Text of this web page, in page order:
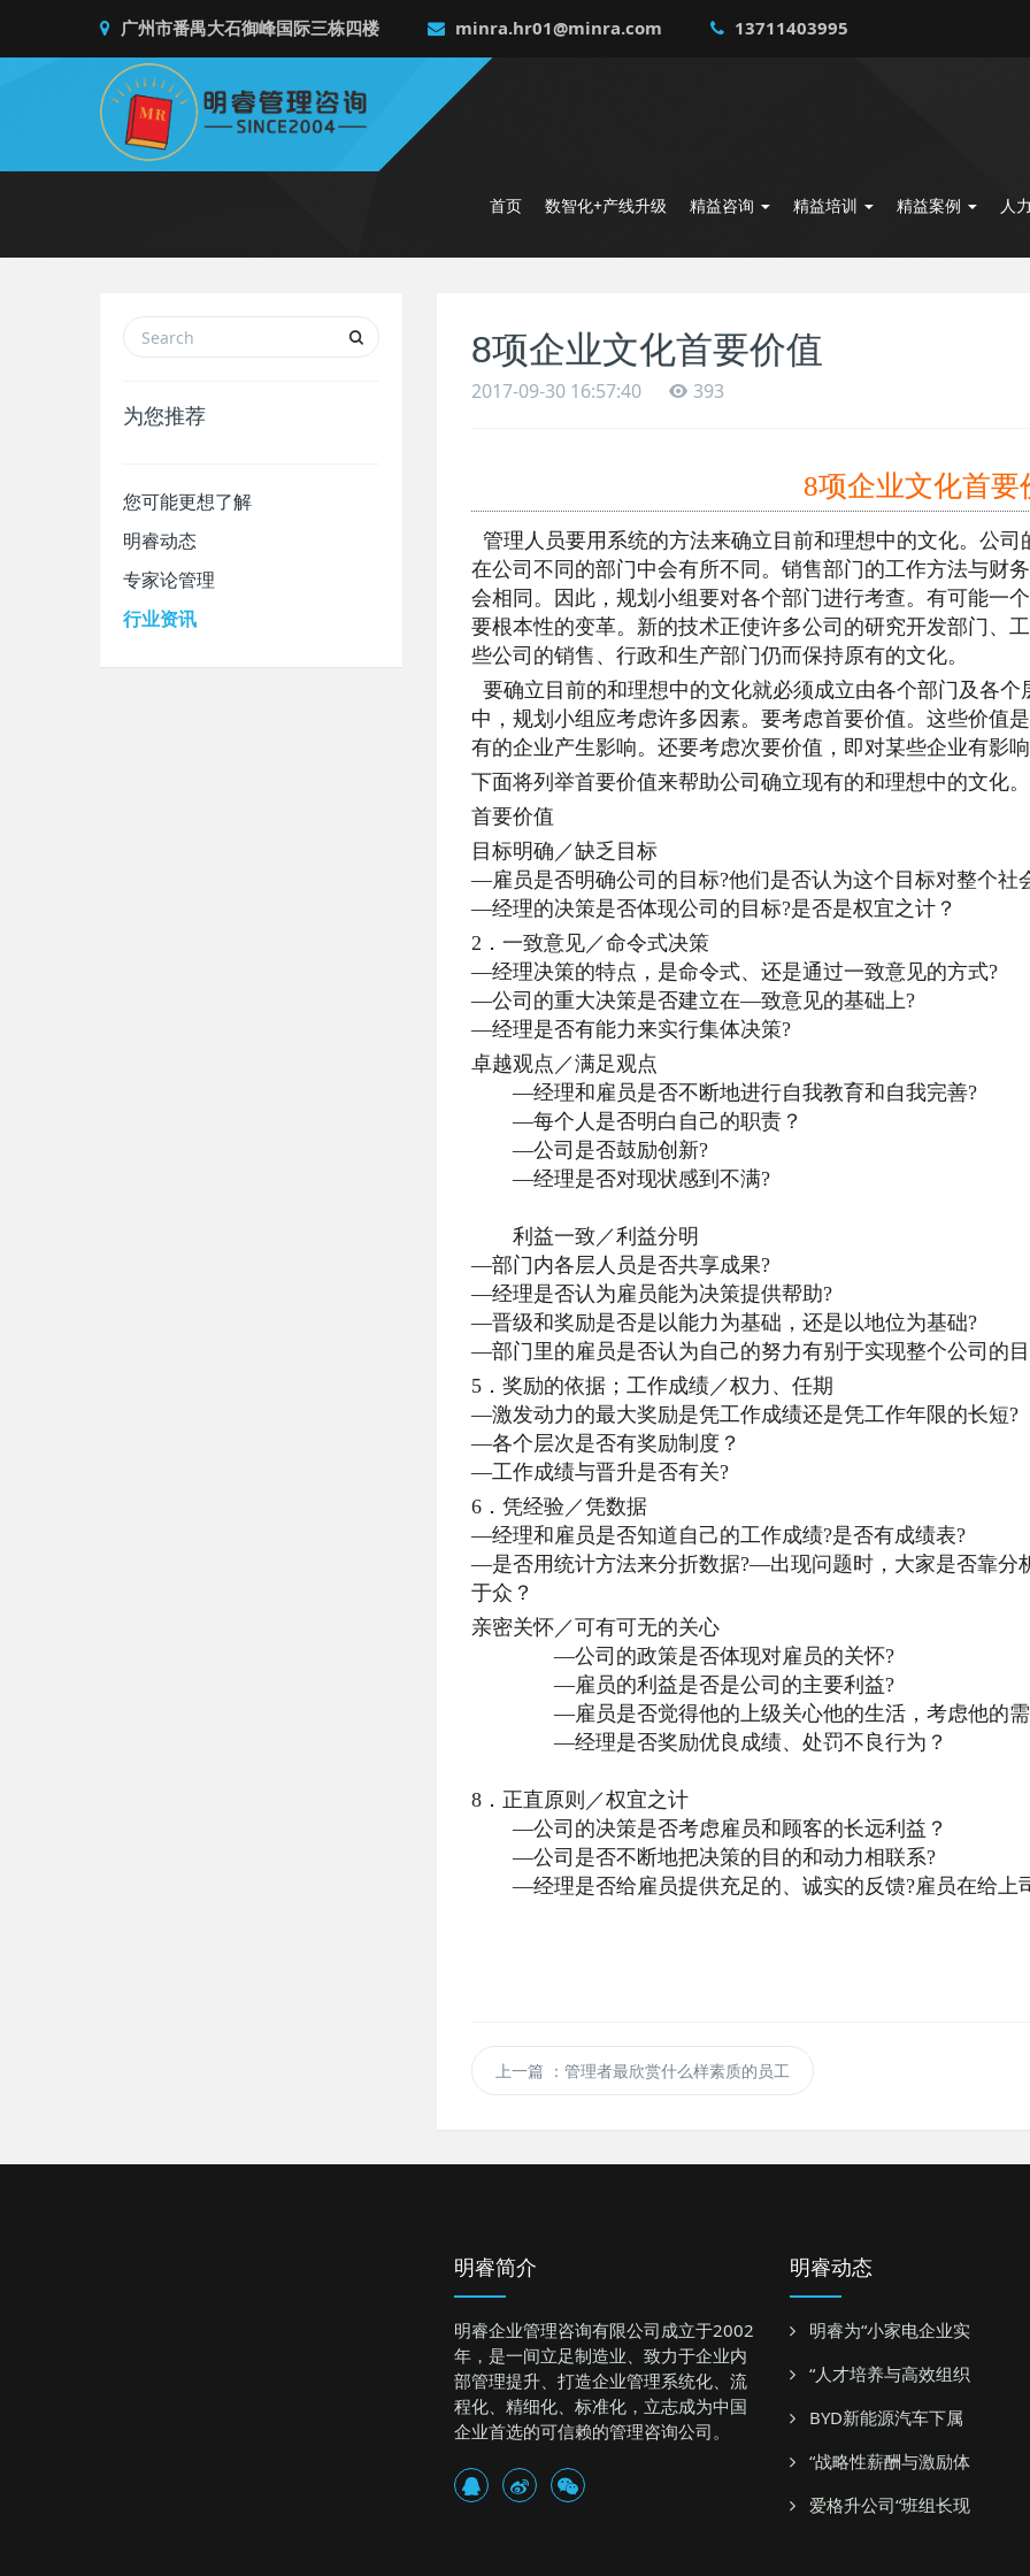
广州市番禺大石御峰国际三栋四楼 minra.hr01@minra.com 13711403995
首页 数智化+产线升级 精益咨询 精益培训 精益案例 人
为您推荐
您可能更想了解
明睿动态
专家论管理
行业资讯
8项企业文化首要价值
2017-09-30 16:57:40 393
8项企业文化首要
管理人员要用系统的方法来确立目前和理想中的文化。公
在公司不同的部门中会有所不同。销售部门的工作方法与财
会相同。因此，规划小组要对各个部门进行考查。有可能一
要根本性的变革。新的技术正使许多公司的研究开发部门、
些公司的销售、行政和生产部门仍而保持原有的文化。
要确立目前的和理想中的文化就必须成立由各个部门及各
中，规划小组应考虑许多因素。要考虑首要价值。这些价值
有的企业产生影响。还要考虑次要价值，即对某些企业有影
下面将列举首要价值来帮助公司确立现有的和理想中的文化。
首要价值
目标明确／缺乏目标
—雇员是否明确公司的目标?他们是否认为这个目标对整个社
—经理的决策是否体现公司的目标?是否是权宜之计？
2．一致意见／命令式决策
—经理决策的特点，是命令式、还是通过一致意见的方式?
—公司的重大决策是否建立在—致意见的基础上?
—经理是否有能力来实行集体决策?
卓越观点／满足观点
—经理和雇员是否不断地进行自我教育和自我完善?
—每个人是否明白自己的职责？
—公司是否鼓励创新?
—经理是否对现状感到不满?
利益一致／利益分明
—部门内各层人员是否共享成果?
—经理是否认为雇员能为决策提供帮助?
—晋级和奖励是否是以能力为基础，还是以地位为基础?
—部门里的雇员是否认为自己的努力有别于实现整个公司的
5．奖励的依据；工作成绩／权力、任期
—激发动力的最大奖励是凭工作成绩还是凭工作年限的长短?
—各个层次是否有奖励制度？
—工作成绩与晋升是否有关?
6．凭经验／凭数据
—经理和雇员是否知道自己的工作成绩?是否有成绩表?
—是否用统计方法来分折数据?—出现问题时，大家是否靠分
于众？
亲密关怀／可有可无的关心
—公司的政策是否体现对雇员的关怀?
—雇员的利益是否是公司的主要利益?
—雇员是否觉得他的上级关心他的生活，考虑他的需
—经理是否奖励优良成绩、处罚不良行为？
8．正直原则／权宜之计
—公司的决策是否考虑雇员和顾客的长远利益？
—公司是否不断地把决策的目的和动力相联系?
—经理是否给雇员提供充足的、诚实的反馈?雇员在给上
上一篇 ：管理者最欣赏什么样素质的员工
明睿简介
明睿企业管理咨询有限公司成立于2002
年，是一间立足制造业、致力于企业内
部管理提升、打造企业管理系统化、流
程化、精细化、标准化，立志成为中国
企业首选的可信赖的管理咨询公司。
明睿动态
明睿为“小家电企业实
“人才培养与高效组织
BYD新能源汽车下属
“战略性薪酬与激励体
爱格升公司“班组长现